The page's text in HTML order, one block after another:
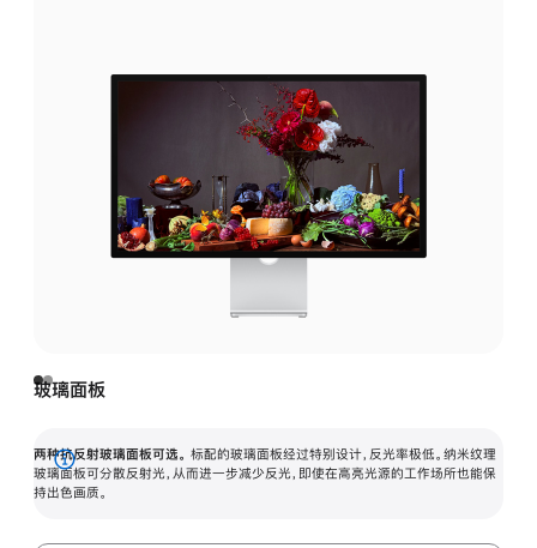
玻璃面板
两种抗反射玻璃面板可选。 标配的玻璃面板经过特别设计，反光率极低。纳米纹理
玻璃面板可分散反射光，从而进一步减少反光，即使在高亮光源的工作场所也能保
持出色画质。
展
开